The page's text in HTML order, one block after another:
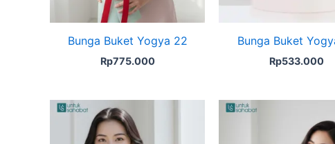
Bunga Buket Yogya 22
Rp775.000
Bunga Buket
Rp533.000